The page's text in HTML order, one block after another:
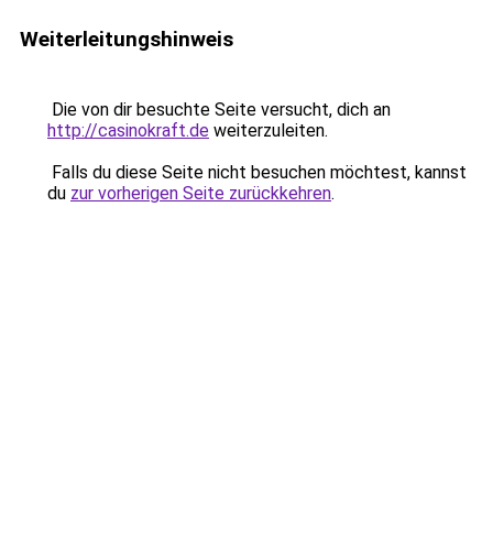
Weiterleitungshinweis
Die von dir besuchte Seite versucht, dich an
http://casinokraft.de weiterzuleiten.
Falls du diese Seite nicht besuchen möchtest, kannst
du zur vorherigen Seite zurückkehren.